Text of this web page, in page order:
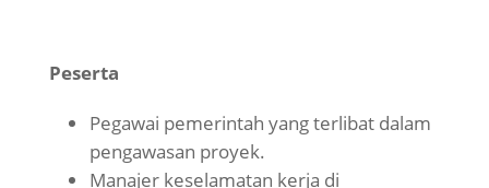
Peserta
Pegawai pemerintah yang terlibat dalam
pengawasan proyek.
Manajer keselamatan kerja di